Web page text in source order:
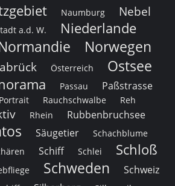
Naumburg Nebel
a.d. W.
Niederlande
Norwegen
Österreich Ostsee
Passau
Paßstrasse
Portrait Rauchschwalbe Reh
Rhein
Rubbenbruchsee
Säugetier
Schachblume
Schiff Schlei Schloß
Schweden Schweiz